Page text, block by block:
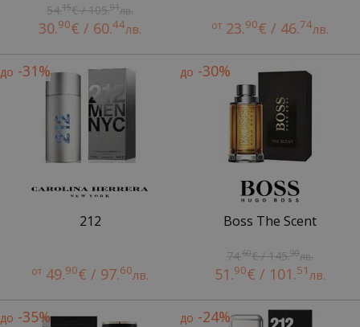
54.15€ / 105.91лв.
30.90€ / 60.44лв. от 23.90€ / 46.74лв.
до -31%
212
от 49.90€ / 97.60лв.
до -30%
Boss The Scent
74.60€ / 145.90лв.
51.90€ / 101.51лв.
до -35% до -24%